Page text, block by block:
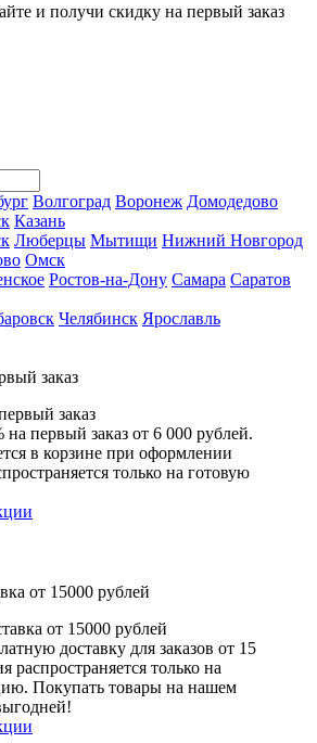
и получи скидку на первый заказ
Волгоград Воронеж Домодедово
Казань
Люберцы Мытищи Нижний Новгород
Омск
Ростов-на-Дону Самара Саратов
Челябинск Ярославль
заказ
первый заказ от 6 000 рублей.
в корзине при оформлении
только на готовую
от 15000 рублей
доставку для заказов от 15
распространяется только на
Покупать товары на нашем